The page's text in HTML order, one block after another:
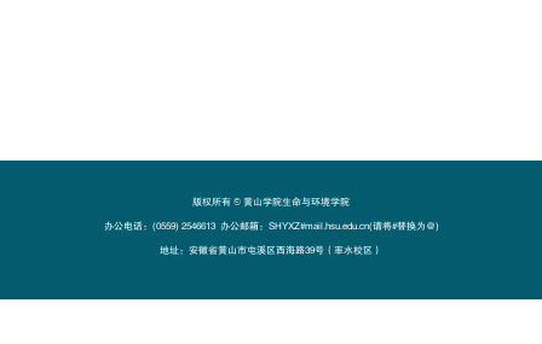
版权所有 ©️ 黄山学院生命与环境学院
办公电话：(0559) 2546613 办公邮箱：SHYXZ#mail.hsu.edu.cn(请将#替换为@)
地址：安徽省黄山市屯溪区西海路39号（率水校区）